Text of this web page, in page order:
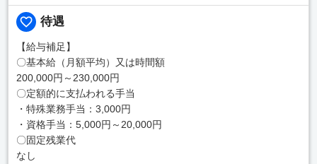
待遇
【給与補足】
〇基本給（月額平均）又は時間額
200,000円～230,000円
〇定額的に支払われる手当
・特殊業務手当：3,000円
・資格手当：5,000円～20,000円
〇固定残業代
なし